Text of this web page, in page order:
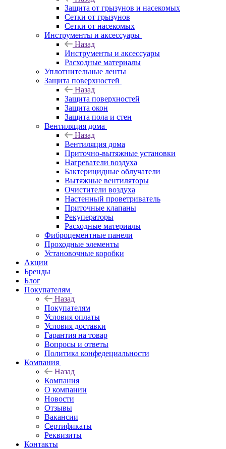
Защита от грызунов и насекомых
Сетки от грызунов
Сетки от насекомых
Инструменты и аксессуары
Назад
Инструменты и аксессуары
Расходные материалы
Уплотнительные ленты
Защита поверхностей
Назад
Защита поверхностей
Защита окон
Защита пола и стен
Вентиляция дома
Назад
Вентиляция дома
Приточно-вытяжные установки
Нагреватели воздуха
Бактерицидные облучатели
Вытяжные вентиляторы
Очистители воздуха
Настенный проветриватель
Приточные клапаны
Рекуператоры
Расходные материалы
Фиброцементные панели
Проходные элементы
Установочные коробки
Акции
Бренды
Блог
Покупателям
Назад
Покупателям
Условия оплаты
Условия доставки
Гарантия на товар
Вопросы и ответы
Политика конфедециальности
Компания
Назад
Компания
О компании
Новости
Отзывы
Вакансии
Сертификаты
Реквизиты
Контакты